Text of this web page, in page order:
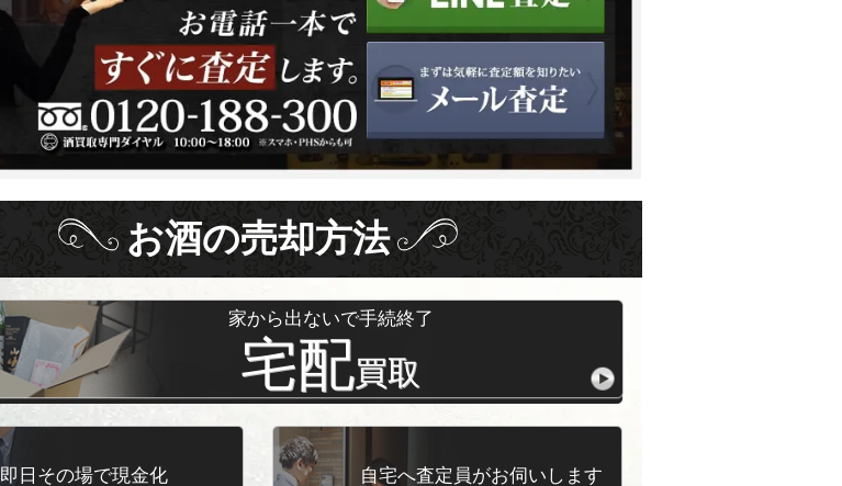
お酒の売却方法
家から出ないで手続終了
宅配買取
即日その場で現金化 自宅へ査定員がお伺いします